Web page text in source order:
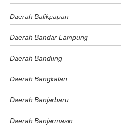
Daerah Balikpapan
Daerah Bandar Lampung
Daerah Bandung
Daerah Bangkalan
Daerah Banjarbaru
Daerah Banjarmasin